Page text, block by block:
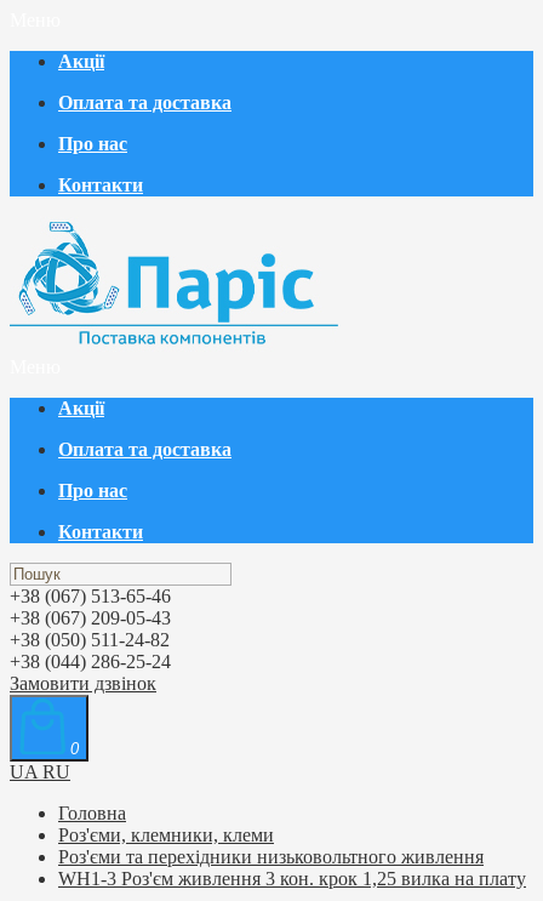
Акції
Оплата та доставка
Про нас
Контакти
Акції
Оплата та доставка
Про нас
Контакти
+38 (067) 513-65-46
+38 (067) 209-05-43
+38 (050) 511-24-82
+38 (044) 286-25-24
Замовити дзвінок
0
UA RU
Головна
Роз'єми, клемники, клеми
Роз'єми та перехідники низьковольтного живлення
WH1-3 Роз'єм живлення 3 кон. крок 1,25 вилка на плату